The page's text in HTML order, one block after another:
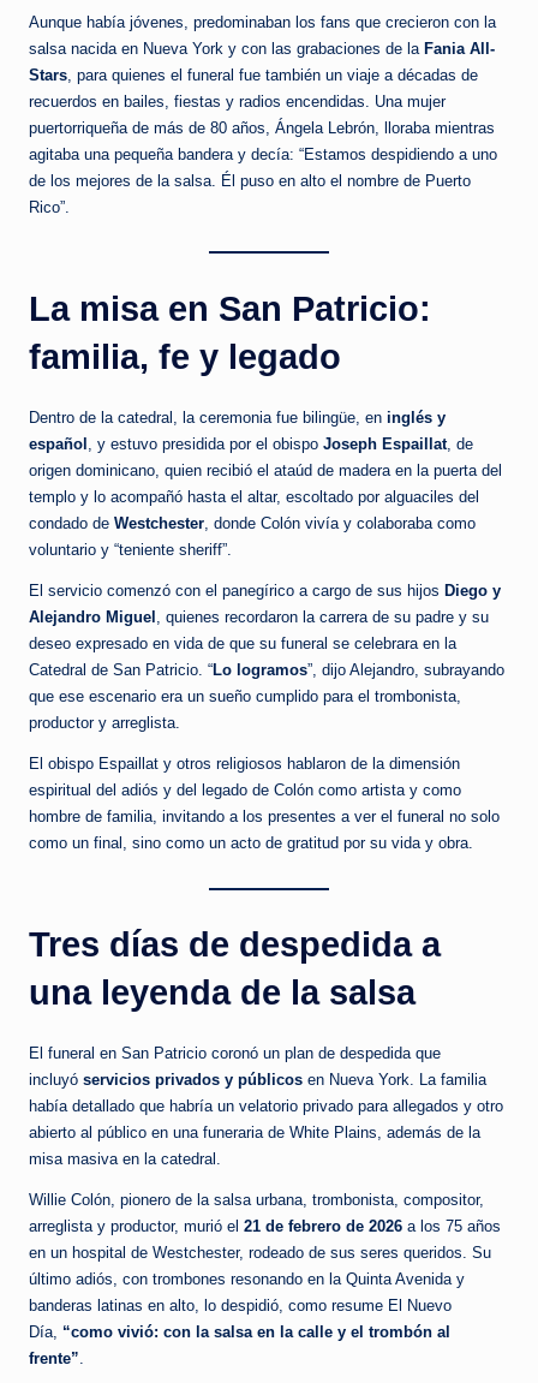
Aunque había jóvenes, predominaban los fans que crecieron con la
salsa nacida en Nueva York y con las grabaciones de la Fania All-
Stars , para quienes el funeral fue también un viaje a décadas de
recuerdos en bailes, fiestas y radios encendidas. Una mujer
puertorriqueña de más de 80 años, Ángela Lebrón, lloraba mientras
agitaba una pequeña bandera y decía: “Estamos despidiendo a uno
de los mejores de la salsa. Él puso en alto el nombre de Puerto
Rico”.
La misa en San Patricio:
familia, fe y legado
Dentro de la catedral, la ceremonia fue bilingüe, en inglés y
español , y estuvo presidida por el obispo Joseph Espaillat, de
origen dominicano, quien recibió el ataúd de madera en la puerta del
templo y lo acompañó hasta el altar, escoltado por alguaciles del
condado de Westchester, donde Colón vivía y colaboraba como
voluntario y “teniente sheriff”.
El servicio comenzó con el panegírico a cargo de sus hijos Diego y
Alejandro Miguel , quienes recordaron la carrera de su padre y su
deseo expresado en vida de que su funeral se celebrara en la
Catedral de San Patricio. “Lo logramos”, dijo Alejandro, subrayando
que ese escenario era un sueño cumplido para el trombonista,
productor y arreglista.​
El obispo Espaillat y otros religiosos hablaron de la dimensión
espiritual del adiós y del legado de Colón como artista y como
hombre de familia, invitando a los presentes a ver el funeral no solo
como un final, sino como un acto de gratitud por su vida y obra.
Tres días de despedida a
una leyenda de la salsa
El funeral en San Patricio coronó un plan de despedida que
incluyó servicios privados y públicos en Nueva York. La familia
había detallado que habría un velatorio privado para allegados y otro
abierto al público en una funeraria de White Plains, además de la
misa masiva en la catedral.
Willie Colón, pionero de la salsa urbana, trombonista, compositor,
arreglista y productor, murió el 21 de febrero de 2026 a los 75 años
en un hospital de Westchester, rodeado de sus seres queridos. Su
último adiós, con trombones resonando en la Quinta Avenida y
banderas latinas en alto, lo despidió, como resume El Nuevo
Día, “como vivió: con la salsa en la calle y el trombón al
frente”.